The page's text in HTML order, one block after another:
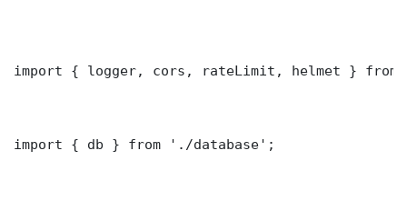
import { logger, cors, rateLimit, helmet } from
import { db } from './database';